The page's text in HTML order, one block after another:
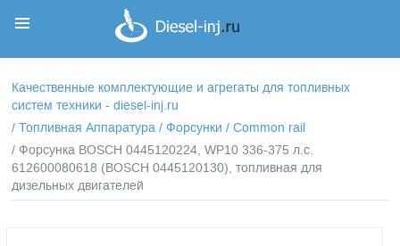
Качественные комплектующие и агрегаты для топливных
систем техники - diesel-inj.ru
/Топливная Аппаратура /Форсунки /Common rail
/ Форсунка BOSCH 0445120224, WP10 336-375 л.с.
612600080618 (BOSCH 0445120130), топливная для
дизельных двигателей